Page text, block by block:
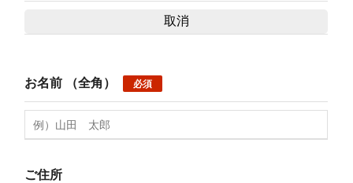
お名前 （全角） 必須
ご住所